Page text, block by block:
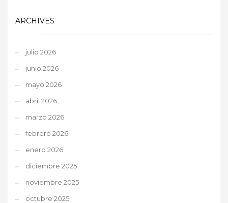
ARCHIVES
julio 2026
junio 2026
mayo 2026
abril 2026
marzo 2026
febrero 2026
enero 2026
diciembre 2025
noviembre 2025
octubre 2025